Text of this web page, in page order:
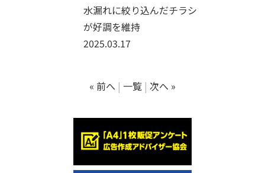
水漏れに絞り込んだチラシ
が好調を維持
2025.03.17
« 前へ 一覧 次へ »